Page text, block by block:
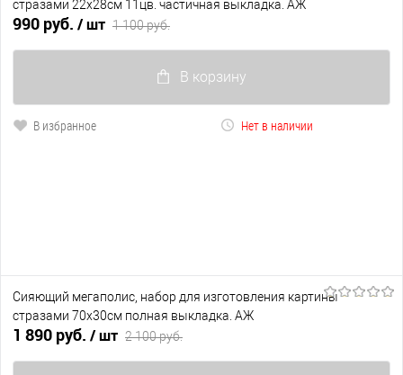
стразами 22х28см 11цв. частичная выкладка. АЖ
990 руб. / шт 1 100 руб.
В корзину
В избранное Нет в наличии
Сияющий мегаполис, набор для изготовления картины
стразами 70х30см полная выкладка. АЖ
1 890 руб. / шт 2 100 руб.